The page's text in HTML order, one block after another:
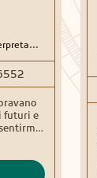
sogni
futuri e
rinchiusi